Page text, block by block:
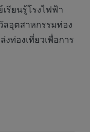
รียนรู้โรงไฟฟ้า
ลอุตสาหกรรมท่อง
งท่องเที่ยวเพื่อการ